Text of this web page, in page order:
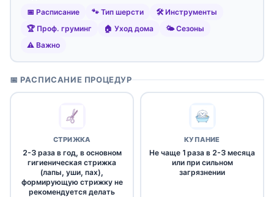
📅 Расписание 🐾 Тип шерсти
🛠️ Инструменты
🏆 Проф. груминг
🏠 Уход дома
🌤️ Сезоны
⚠️ Важно
📅 РАСПИСАНИЕ ПРОЦЕДУР
СТРИЖКА
2-3 раза в год, в основном
гигиеническая стрижка
(лапы, уши, пах),
формирующую стрижку не
рекомендуется делать
КУПАНИЕ
Не чаще 1 раза в 2-3 месяца
или при сильном
загрязнении